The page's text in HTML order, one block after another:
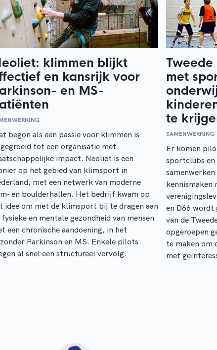
klimmen blijkt
en kansrijk voor
en MS-
begon als een passie voor klimmen is
tot een organisatie met
impact. Neoliet is een
op het gebied van klimsport in
met een netwerk van moderne
en boulderhallen. Het bedrijf kwam op
idee om met de klimsport bij te dragen aan
fysieke en mentale gezondheid van mensen
een chronische aandoening, in het
Parkinson en MS. Enkele pilots
al snel een structureel vervolg.
met
te
SAMENWERKING
Er komen
sportclubs en
kennismaken
en D66 wordt
van de
opgeroepen
te maken om
met